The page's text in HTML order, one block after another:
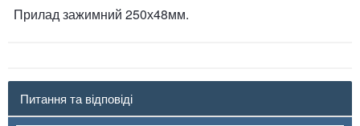
Прилад зажимний 250х48мм.
Питання та відповіді